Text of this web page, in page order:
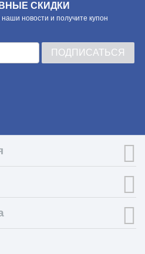
СКИДКИ
новости и получите купон
ПОДПИСАТЬСЯ